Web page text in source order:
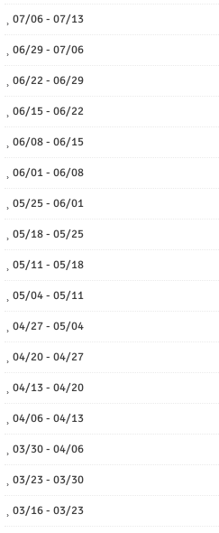
07/06 - 07/13
06/29 - 07/06
06/22 - 06/29
06/15 - 06/22
06/08 - 06/15
06/01 - 06/08
05/25 - 06/01
05/18 - 05/25
05/11 - 05/18
05/04 - 05/11
04/27 - 05/04
04/20 - 04/27
04/13 - 04/20
04/06 - 04/13
03/30 - 04/06
03/23 - 03/30
03/16 - 03/23